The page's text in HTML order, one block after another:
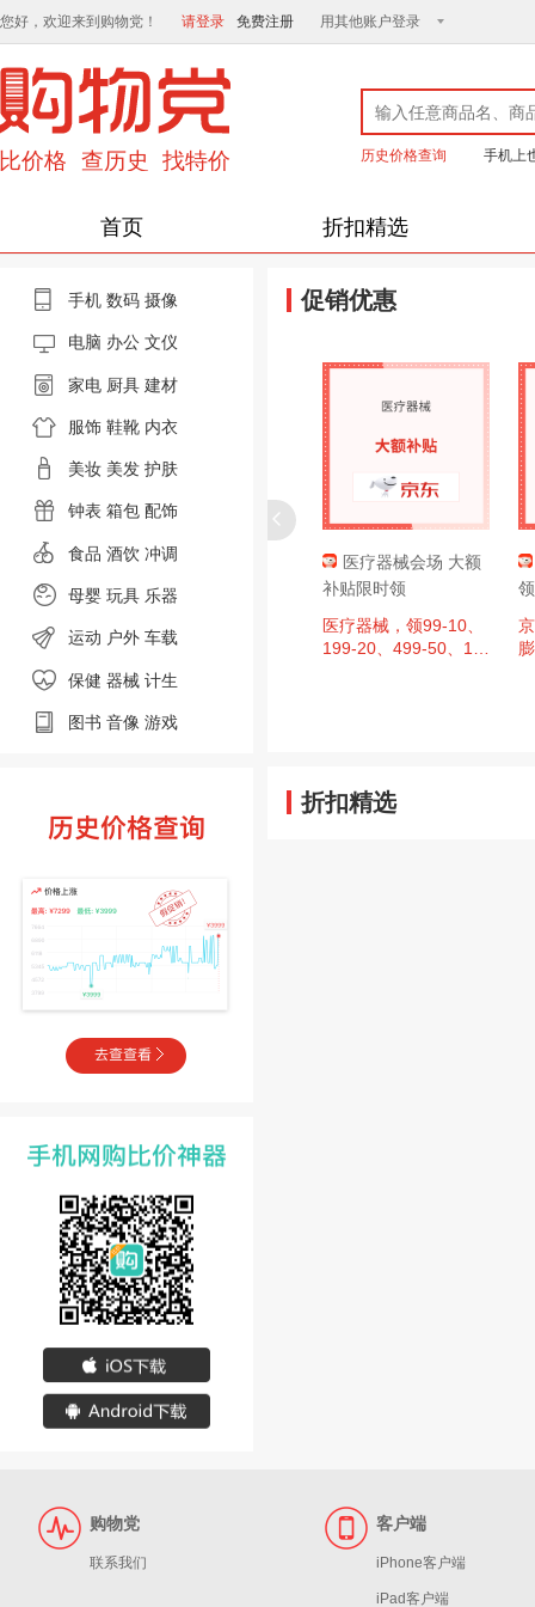
您好，欢迎来到购物党！ 请登录 免费注册 用其他账户登录
历史价格查询 手机上
首页 折扣精选
手机 数码 摄像
电脑 办公 文仪
家电 厨具 建材
服饰 鞋靴 内衣
美妆 美发 护肤
钟表 箱包 配饰
食品 酒饮 冲调
母婴 玩具 乐器
运动 户外 车载
保健 器械 计生
图书 音像 游戏
促销优惠
消费券，
高9折，单
今日必买：
肇庆消费券
区域补贴至
件补贴500
京东超市 黑色星期
五 领满200-20元优惠
周四20点：京东超市
黑色星期五 领满200-2
0元优惠券×3张（周四
20点可用）
医疗器械会场 大额
补贴限时领
医疗器械，领99-10、
199-20、499-50、14
折扣精选
购物党
联系我们
客户端
iPhone客户端
iPad客户端